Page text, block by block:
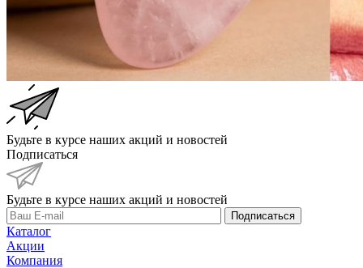
Будьте в курсе наших акций и новостей
Подписаться
Будьте в курсе наших акций и новостей
Подписаться
Каталог
Акции
Компания